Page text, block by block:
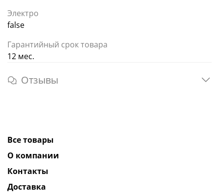
Электро
false
Гарантийный срок товара
12 мес.
Отзывы
Все товары
О компании
Контакты
Доставка